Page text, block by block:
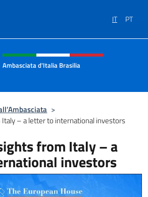
IT PT
social e menù
Ambasciata d'Italia Brasilia
>
– a letter to international investors
from Italy – a
investors